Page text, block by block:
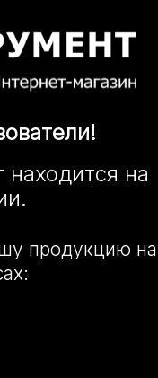
находится на
продукцию на